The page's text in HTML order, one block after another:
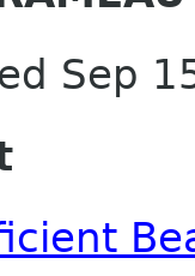
Sep